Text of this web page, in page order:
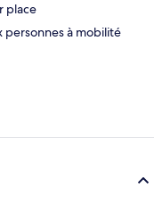
place
personnes à mobilité